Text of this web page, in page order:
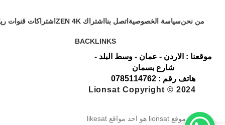
من نحنسياسة الخصوصية اتصل بنا اشتراك ZEN 4K اشتراكات قنوات
BACKLINKS
موقعنا : الاردن - عمان - وسط البلد -
شارع بسمان
هاتف رقم : 0785114762
Lionsat Copyright © 2024
موقع lionsat هو احد مواقع likesat